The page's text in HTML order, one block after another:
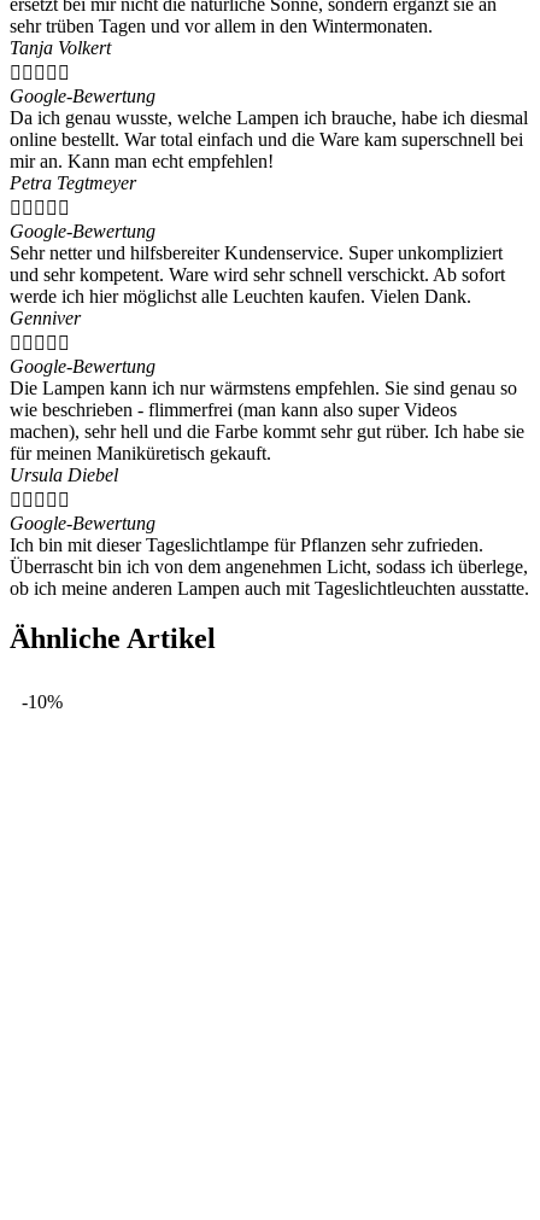
sehr trüben Tagen und vor allem in den Wintermonaten.
Tanja Volkert
    
Google-Bewertung
Da ich genau wusste, welche Lampen ich brauche, habe ich diesmal
online bestellt. War total einfach und die Ware kam superschnell bei
mir an. Kann man echt empfehlen!
Petra Tegtmeyer
    
Google-Bewertung
Sehr netter und hilfsbereiter Kundenservice. Super unkompliziert
und sehr kompetent. Ware wird sehr schnell verschickt. Ab sofort
werde ich hier möglichst alle Leuchten kaufen. Vielen Dank.
Genniver
    
Google-Bewertung
Die Lampen kann ich nur wärmstens empfehlen. Sie sind genau so
wie beschrieben - flimmerfrei (man kann also super Videos
machen), sehr hell und die Farbe kommt sehr gut rüber. Ich habe sie
für meinen Maniküretisch gekauft.
Ursula Diebel
    
Google-Bewertung
Ich bin mit dieser Tageslichtlampe für Pflanzen sehr zufrieden.
Überrascht bin ich von dem angenehmen Licht, sodass ich überlege,
ob ich meine anderen Lampen auch mit Tageslichtleuchten ausstatte.
Ähnliche Artikel
-10%